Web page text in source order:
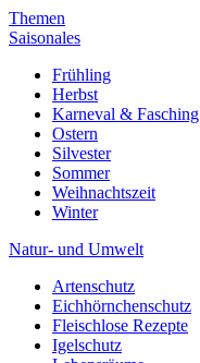
Themen
Saisonales
Frühling
Herbst
Karneval & Fasching
Ostern
Silvester
Sommer
Weihnachtszeit
Winter
Natur- und Umwelt
Artenschutz
Eichhörnchenschutz
Fleischlose Rezepte
Igelschutz